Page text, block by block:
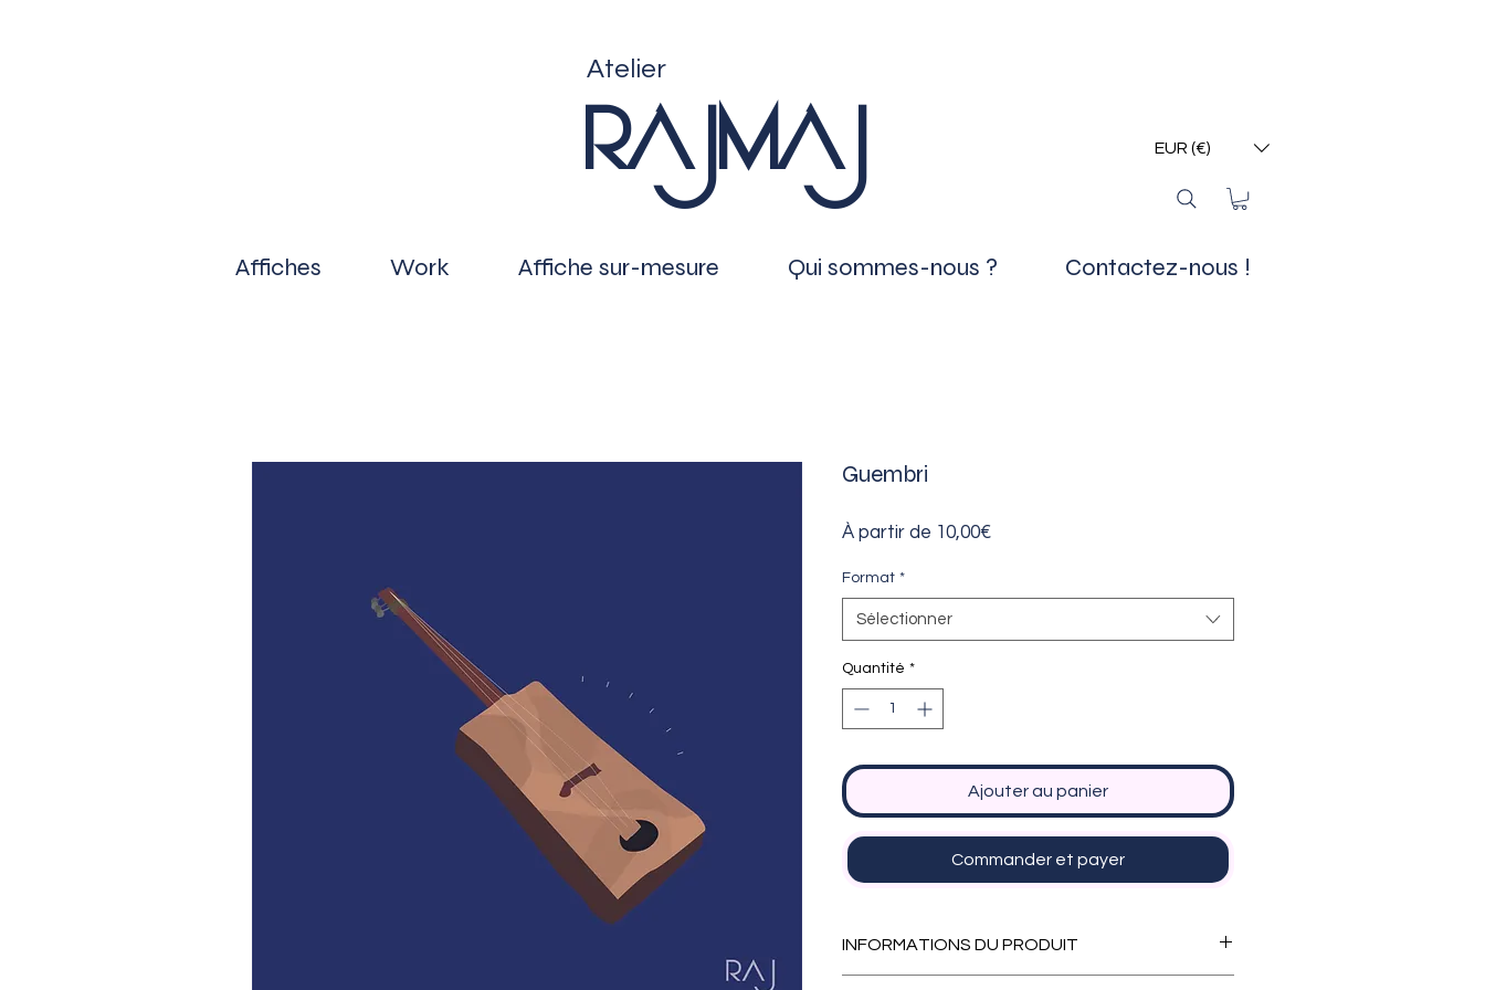
RAJMAJ
Atelier
EUR (€)
Affiches Work Affiche sur-mesure Qui sommes-nous ? Contactez-nous !
Guembri
À partir de 10,00€Prix
Format *
Sélectionner
Quantité *
Ajouter au panier
Commander et payer
INFORMATIONS DU PRODUIT